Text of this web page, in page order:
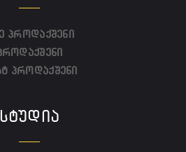
პროდაქშენი
პროდაქშენი
ᲡᲢᲣᲓᲘᲐ